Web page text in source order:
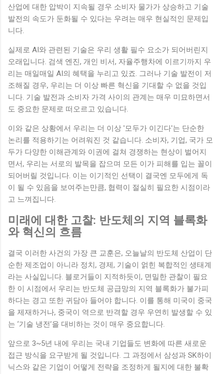
산업에 대한 압박이 지속될 경우 소비자 물가가 상승하고 기술
발전의 속도가 둔화될 수 있다는 우려는 매우 현실적인 문제입
니다.
실제로 AI와 관련된 기술은 우리 생활 필수 요소가 되어버린지
오래입니다. 검색 엔진, 개인 비서, 자율주행차에 이르기까지 우
리는 매일매일 AI의 혜택을 누리고 있죠. 그러나 기술 발전이 저
조해질 경우, 우리는 더 이상 빠른 혁신을 기대할 수 없을 것입
니다. 기술 발전과 소비자 가격 사이의 관계는 매우 미묘하면서
도 중요한 문제로 떠오르고 있습니다.
이와 같은 상황에서 우리는 더 이상 '모두가 이긴다'는 단순한
논리를 적용하기는 어려워진 것 같습니다. 소비자, 기업, 국가 모
두가 다양한 이해관계와 이권에 걸쳐 경쟁하는 현상이 벌어지
면서, 우리는 서로의 발목을 잡으며 모든 이가 피해를 입는 꼴이
되어버릴 것입니다. 이는 이기적인 선택이 결국엔 모두에게 독
이 될 수 있음을 보여주는만큼, 협력이 절실히 필요한 시점이라
고 느껴집니다.
미래에 대한 고찰: 반도체의 지역 블록화
와 혁신의 흐름
결국 이러한 사건의 가장 큰 교훈은, 오늘날의 반도체 산업이 단
순한 제조업이 아니라 정치, 경제, 기술이 얽힌 복합적인 생태계
라는 사실입니다. 블로거들이 지적하듯이, 면밀한 관찰이 필요
한 이 시점에서 우리는 반도체 공급망의 지역 블록화가 불가피
하다는 경고 또한 귀담아 들어야 합니다. 이를 통해 미국이 중국
을 제재하거나, 중국이 역으로 반격할 경우 우연히 발생할 수 있
는 ‘기술 냉전’을 대비하는 것이 매우 중요합니다.
앞으로 3~5년 내에 우리는 국내 기업들도 변화에 따른 새로운
접근 방식을 요구받게 될 것입니다. 그 과정에서 삼성과 SK하이
닉스와 같은 기업이 어떻게 전략을 조정하게 될지에 대한 불확